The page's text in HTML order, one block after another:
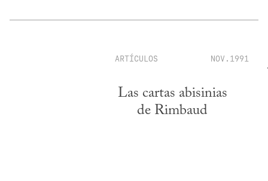
ARTÍCULOS NOV.1991
Las cartas abisinias
de Rimbaud